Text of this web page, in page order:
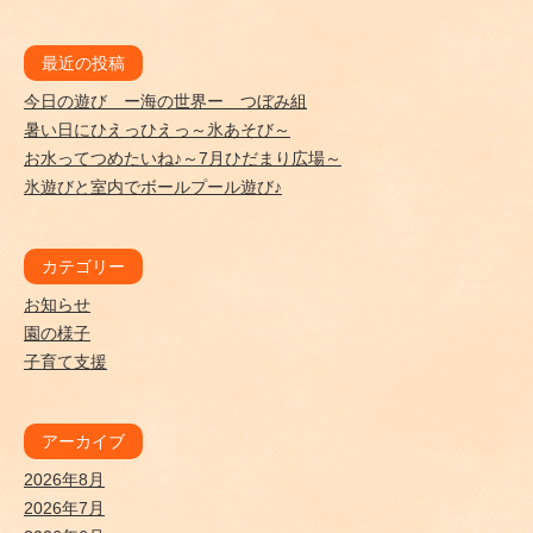
最近の投稿
今日の遊び ー海の世界ー つぼみ組
暑い日にひえっひえっ～氷あそび～
お水ってつめたいね♪～7月ひだまり広場～
氷遊びと室内でボールプール遊び♪
カテゴリー
お知らせ
園の様子
子育て支援
アーカイブ
2026年8月
2026年7月